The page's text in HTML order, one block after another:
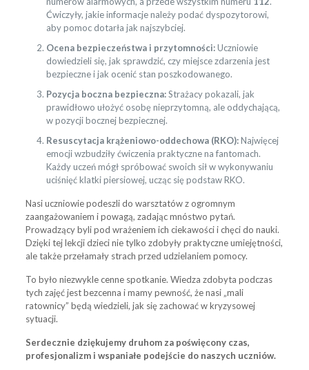
Ćwiczyły, jakie informacje należy podać dyspozytorowi,
aby pomoc dotarła jak najszybciej.
Ocena bezpieczeństwa i przytomności:Uczniowie
dowiedzieli się, jak sprawdzić, czy miejsce zdarzenia jest
bezpieczne i jak ocenić stan poszkodowanego.
Pozycja boczna bezpieczna:Strażacy pokazali, jak
prawidłowo ułożyć osobę nieprzytomną, ale oddychającą,
w pozycji bocznej bezpiecznej.
Resuscytacja krążeniowo-oddechowa (RKO):Najwięcej
emocji wzbudziły ćwiczenia praktyczne na fantomach.
Każdy uczeń mógł spróbować swoich sił w wykonywaniu
uciśnięć klatki piersiowej, ucząc się podstaw RKO.
Nasi uczniowie podeszli do warsztatów z ogromnym
zaangażowaniem i powagą, zadając mnóstwo pytań.
Prowadzący byli pod wrażeniem ich ciekawości i chęci do nauki.
Dzięki tej lekcji dzieci nie tylko zdobyły praktyczne umiejętności,
ale także przełamały strach przed udzielaniem pomocy.
To było niezwykle cenne spotkanie. Wiedza zdobyta podczas
tych zajęć jest bezcenna i mamy pewność, że nasi „mali
ratownicy” będą wiedzieli, jak się zachować w kryzysowej
sytuacji.
Serdecznie dziękujemy druhom za poświęcony czas,
profesjonalizm i wspaniałe podejście do naszych uczniów.